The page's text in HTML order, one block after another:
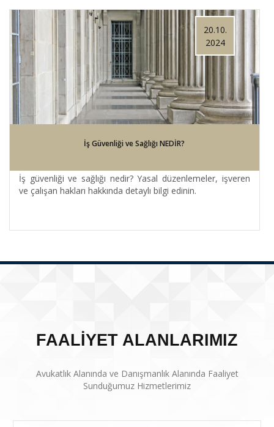
20.10.
2024
İş Güvenliği ve Sağlığı NEDİR?
İş güvenliği ve sağlığı nedir? Yasal düzenlemeler, işveren
ve çalışan hakları hakkında detaylı bilgi edinin.
FAALİYET ALANLARIMIZ
Avukatlık Alanında ve Danışmanlık Alanında Faaliyet
Sunduğumuz Hizmetlerimiz